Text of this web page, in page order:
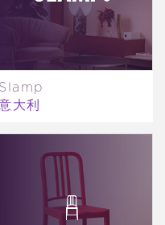
Slamp
大利